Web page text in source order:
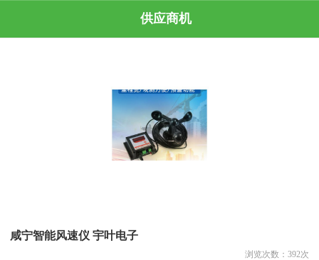
供应商机
咸宁智能风速仪 宇叶电子
浏览次数： 392次